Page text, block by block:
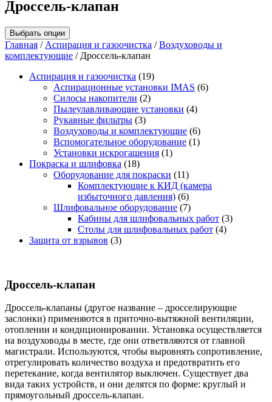
Дроссель-клапан
Выбрать опции
Главная / Аспирация и газоочистка /Воздуховоды и
комплектующие / Дроссель-клапан
Аспирация и газоочистка (19)
Аспирационные установки IMAS (6)
Силосы накопители (2)
Пылеулавливающие установки (4)
Рукавные фильтры (3)
Воздуховоды и комплектующие (6)
Вспомогательное оборудование (1)
Установки искрогашения (1)
Покраска и шлифовка (18)
Оборудование для покраски (11)
Комплектующие к КИД (камера
избыточного давления) (6)
Шлифовальное оборудование (7)
Кабины для шлифовальных работ (3)
Столы для шлифовальных работ (4)
Защита от взрывов (3)
Дроссель-клапан
Дроссель-клапаны (другое название – дросселирующие
заслонки) применяются в приточно-вытяжной вентиляции,
отоплении и кондиционировании. Установка осуществляется
на воздуховоды в месте, где они ответвляются от главной
магистрали. Используются, чтобы выровнять сопротивление,
отрегулировать количество воздуха и предотвратить его
перетекание, когда вентилятор выключен. Существует два
вида таких устройств, и они делятся по форме: круглый и
прямоугольный дроссель-клапан.